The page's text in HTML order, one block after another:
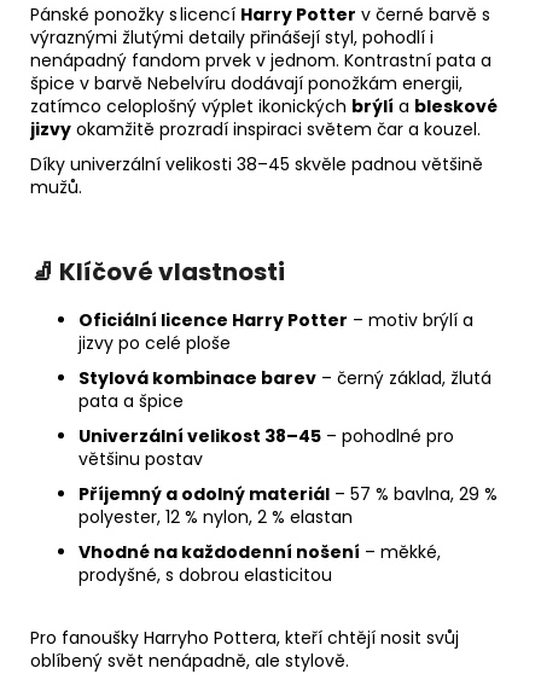
Pánské ponožky s licencí Harry Potter v černé barvě s
výraznými žlutými detaily přinášejí styl, pohodlí i
nenápadný fandom prvek v jednom. Kontrastní pata a
špice v barvě Nebelvíru dodávají ponožkám energii,
zatímco celoplošný výplet ikonických brýlí a bleskové
jizvy okamžitě prozradí inspiraci světem čar a kouzel.
Díky univerzální velikosti 38–45 skvěle padnou většině
mužů.
🧦 Klíčovévlastnosti
Oficiální licence Harry Potter – motiv brýlí a
jizvy po celé ploše
Stylová kombinace barev – černý základ, žlutá
pata a špice
Univerzální velikost 38–45 – pohodlné pro
většinu postav
Příjemný a odolný materiál – 57 % bavlna, 29 %
polyester, 12 % nylon, 2 % elastan
Vhodné na každodenní nošení – měkké,
prodyšné, s dobrou elasticitou
Pro fanoušky Harryho Pottera, kteří chtějí nosit svůj
oblíbený svět nenápadně, ale stylově.